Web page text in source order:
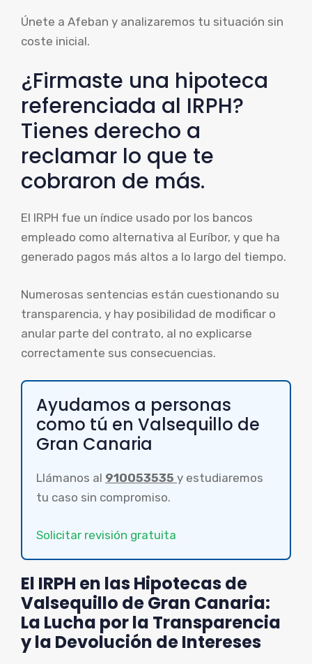
Únete a Afeban y analizaremos tu situación sin
coste inicial.
¿Firmaste una hipoteca
referenciada al IRPH?
Tienes derecho a
reclamar lo que te
cobraron de más.
El IRPH fue un índice usado por los bancos
empleado como alternativa al Euríbor, y que ha
generado pagos más altos a lo largo del tiempo.
Numerosas sentencias están cuestionando su
transparencia, y hay posibilidad de modificar o
anular parte del contrato, al no explicarse
correctamente sus consecuencias.
Ayudamos a personas
como tú en Valsequillo de
Gran Canaria
Llámanos al 910053535 y estudiaremos
tu caso sin compromiso.
Solicitar revisión gratuita
El IRPH en las Hipotecas de
Valsequillo de Gran Canaria:
La Lucha por la Transparencia
y la Devolución de Intereses